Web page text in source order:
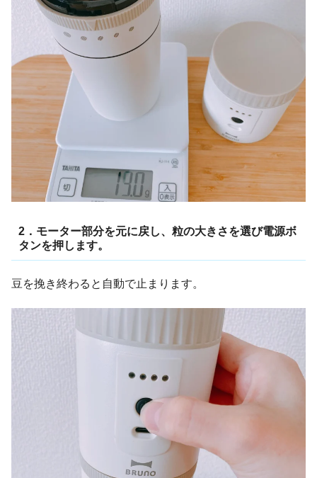
2．モーター部分を元に戻し、粒の大きさを選び電源ボ
タンを押します。
豆を挽き終わると自動で止まります。